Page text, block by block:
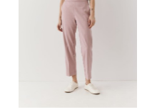
ZOBACZ PRODUKT